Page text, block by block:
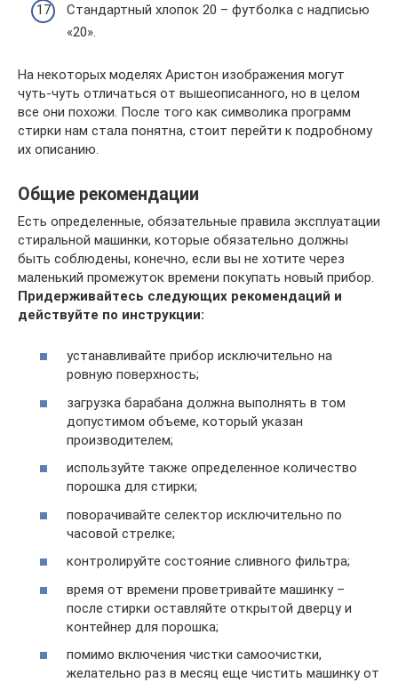
Стандартный хлопок 20 – футболка с надписью
«20».
На некоторых моделях Аристон изображения могут
чуть-чуть отличаться от вышеописанного, но в целом
все они похожи. После того как символика программ
стирки нам стала понятна, стоит перейти к подробному
их описанию.
Общие рекомендации
Есть определенные, обязательные правила эксплуатации
стиральной машинки, которые обязательно должны
быть соблюдены, конечно, если вы не хотите через
маленький промежуток времени покупать новый прибор.
Придерживайтесь следующих рекомендаций и
действуйте по инструкции:
устанавливайте прибор исключительно на
ровную поверхность;
загрузка барабана должна выполнять в том
допустимом объеме, который указан
производителем;
используйте также определенное количество
порошка для стирки;
поворачивайте селектор исключительно по
часовой стрелке;
контролируйте состояние сливного фильтра;
время от времени проветривайте машинку –
после стирки оставляйте открытой дверцу и
контейнер для порошка;
помимо включения чистки самоочистки,
желательно раз в месяц еще чистить машинку от